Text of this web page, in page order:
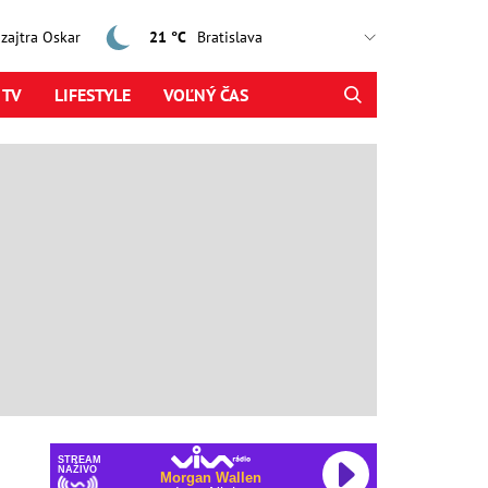
Oskar 21 °C
LIFESTYLE VOĽNÝ ČAS
STREAM
NAŽIVO
Morgan Wallen